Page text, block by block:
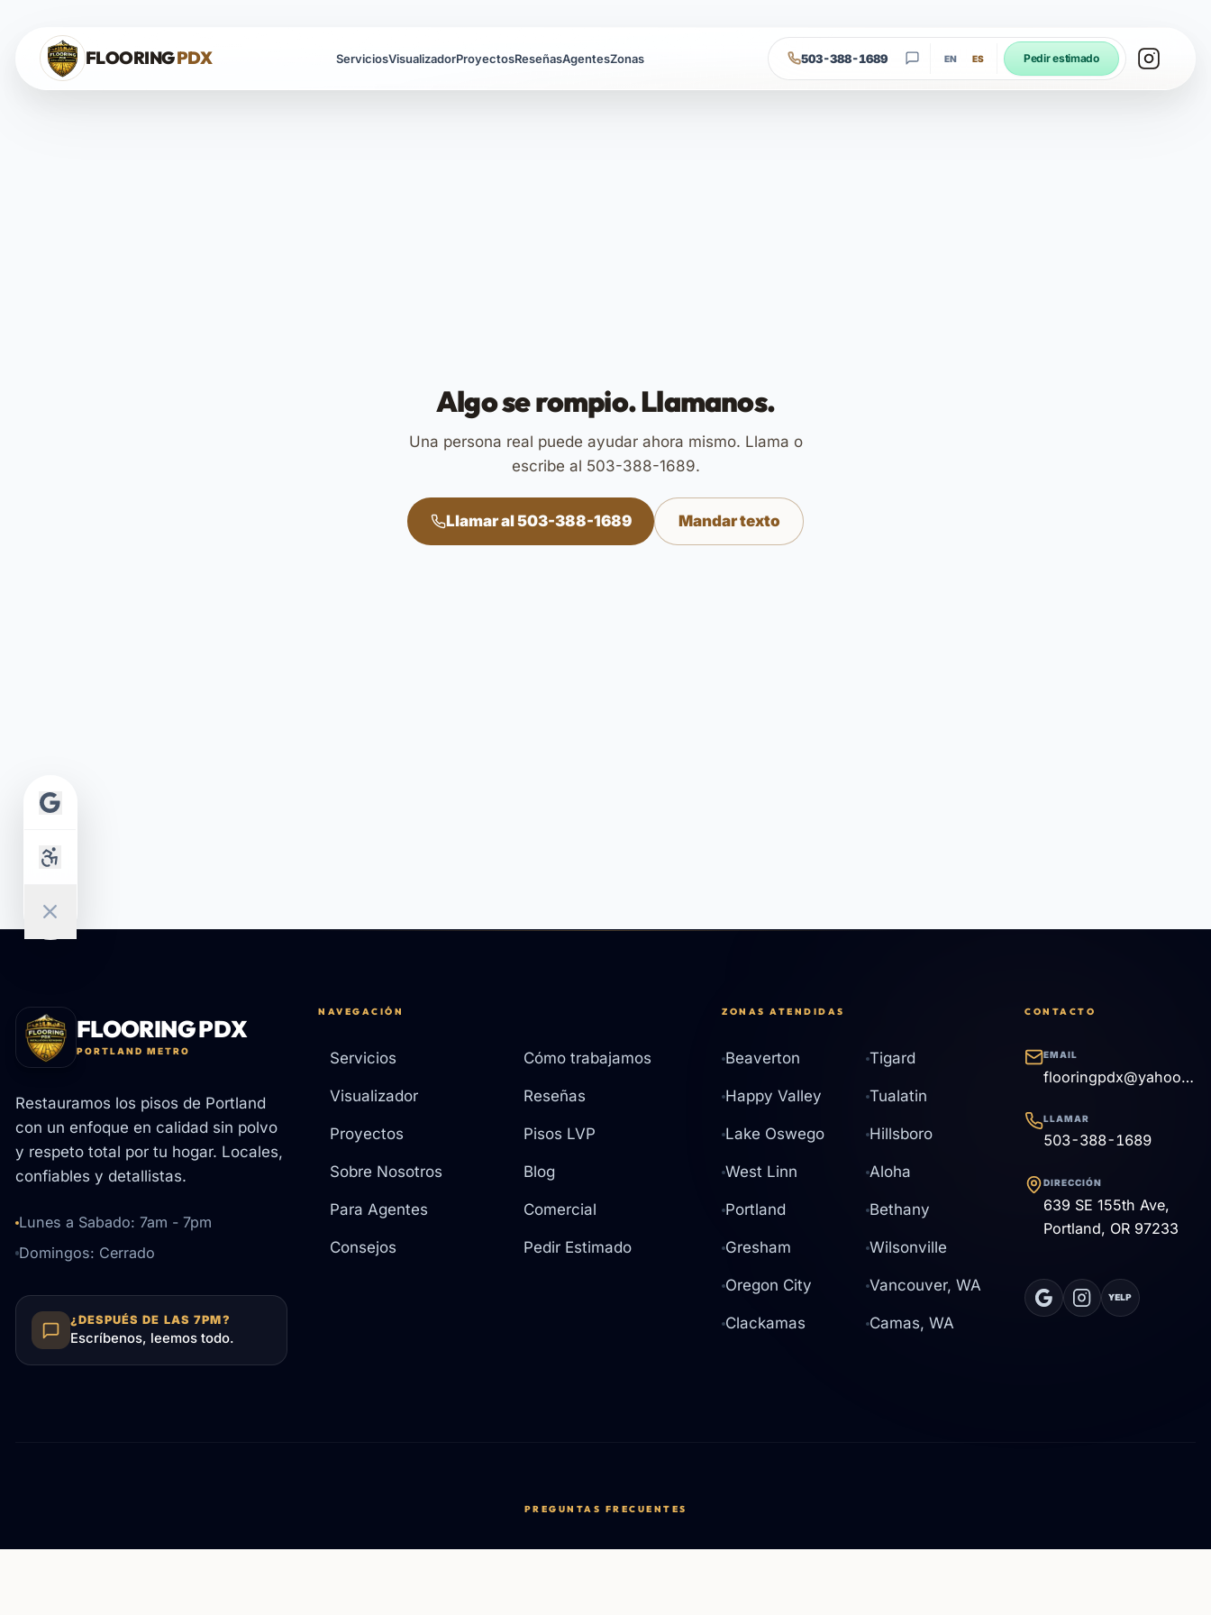
FLOORINGPDX ServiciosVisualizadorProyectosReseñasAgentesZonas 503-388-1689 EN ES Pedir estimado
Algo se rompio. Llamanos.
Una persona real puede ayudar ahora mismo. Llama o
escribe al 503-388-1689.
Llamar al 503-388-1689 Mandar texto
FLOORING PDX
PORTLAND METRO
Restauramos los pisos de Portland
con un enfoque en calidad sin polvo
y respeto total por tu hogar. Locales,
confiables y detallistas.
Lunes a Sabado: 7am - 7pm
Domingos: Cerrado
¿DESPUÉS DE LAS 7PM?
Escríbenos, leemos todo.
NAVEGACIÓN
Servicios Cómo trabajamos
Visualizador Reseñas
Proyectos Pisos LVP
Sobre Nosotros Blog
Para Agentes Comercial
Consejos Pedir Estimado
ZONAS ATENDIDAS
Beaverton
Happy Valley
Lake Oswego
West Linn
Portland
Gresham
Oregon City
Clackamas
Tigard
Tualatin
Hillsboro
Aloha
Bethany
Wilsonville
Vancouver, WA
Camas, WA
CONTACTO
EMAIL
flooringpdx@yahoo.com
LLAMAR
503-388-1689
DIRECCIÓN
639 SE 155th Ave,
Portland, OR 97233
YELP
PREGUNTAS FRECUENTES